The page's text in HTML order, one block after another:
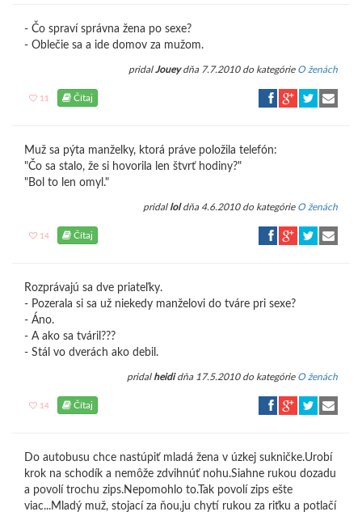
- Čo spraví správna žena po sexe?
- Oblečie sa a ide domov za mužom.
pridalJoueydňa 7.7.2010 do kategórie O ženách
11 Čítaj
Muž sa pýta manželky, ktorá práve položila telefón:
"Čo sa stalo, že si hovorila len štvrť hodiny?"
"Bol to len omyl."
pridal loldňa 4.6.2010 do kategórie O ženách
14 Čítaj
Rozprávajú sa dve priateľky.
- Pozerala si sa už niekedy manželovi do tváre pri sexe?
- Áno.
- A ako sa tváril???
- Stál vo dverách ako debil.
pridal heididňa 17.5.2010 do kategórie O ženách
14 Čítaj
Do autobusu chce nastúpiť mladá žena v úzkej sukničke.Urobí
krok na schodík a nemôže zdvihnúť nohu.Siahne rukou dozadu
a povolí trochu zips.Nepomohlo to.Tak povolí zips ešte
viac...Mladý muž, stojací za ňou,ju chytí rukou za riťku a potlačí